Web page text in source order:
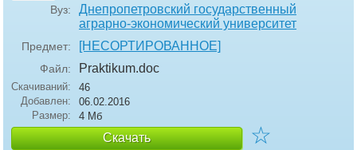
Вуз:
Днепропетровский государственный
аграрно-экономический университет
Предмет: [НЕСОРТИРОВАННОЕ]
Файл: Praktikum.doc
Скачиваний:
46
Добавлен:
06.02.2016
Размер:
4 Мб
Скачать ☆